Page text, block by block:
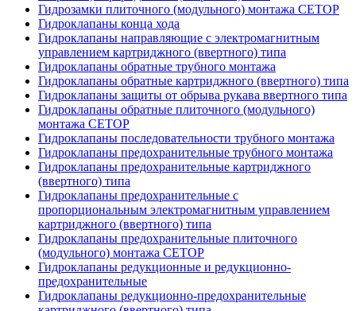
Гидрозамки плиточного (модульного) монтажа CETOP
Гидроклапаны конца хода
Гидроклапаны направляющие с электромагнитным
управлением картриджного (ввертного) типа
Гидроклапаны обратные трубного монтажа
Гидроклапаны обратные картриджного (ввертного) типа
Гидроклапаны защиты от обрыва рукава ввертного типа
Гидроклапаны обратные плиточного (модульного)
монтажа CETOP
Гидроклапаны последовательности трубного монтажа
Гидроклапаны предохранительные трубного монтажа
Гидроклапаны предохранительные картриджного
(ввертного) типа
Гидроклапаны предохранительные с
пропорциональным электромагнитным управлением
картриджного (ввертного) типа
Гидроклапаны предохранительные плиточного
(модульного) монтажа CETOP
Гидроклапаны редукционные и редукционно-
предохранительные
Гидроклапаны редукционно-предохранительные